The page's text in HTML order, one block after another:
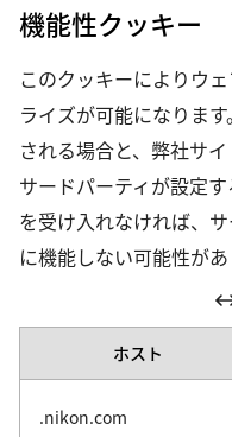
機能性クッキー
このクッキーによりウ
ライズが可能になりま
される場合と、弊社サ
サードパーティが設定
を受け入れなければ、
に機能しない可能性があ
ホスト
.nikon.com